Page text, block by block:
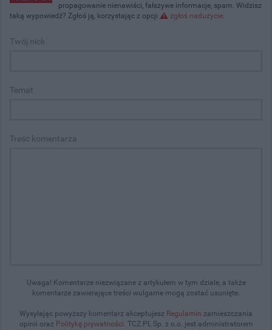
propagowanie nienawiści, fałszywe informacje, spam. Widzisz
taką wypowiedź? Zgłoś ją, korzystając z opcji
zgłoś nadużycie.
Twój nick
Temat
Treść komentarza
Uwaga! Komentarze niezwiązane z artykułem w tym dziale, a także
komentarze zawierające treści wulgarne mogą zostać usunięte.
Wysyłając powyższy komentarz akceptujesz Regulamin zamieszczania
opinii oraz Politykę prywatności. TCZ.PL Sp. z o.o. jest administratorem